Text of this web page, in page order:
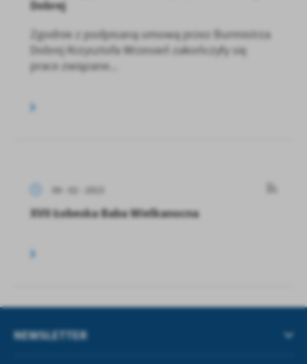
Dobrej
Zgodnie z podpisaną umową przez Burmistrza
Dobrej Krzysztofa Wrzesień zakończyły się
prace związane...
09 - 02 - 2023
XVII Łobeska Baba Wielkanocna
NEWSLETTER